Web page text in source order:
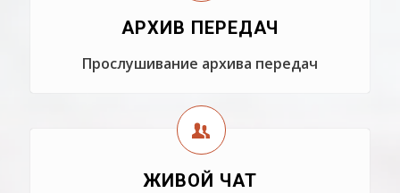
АРХИВ ПЕРЕДАЧ
Прослушивание архива передач
ЖИВОЙ ЧАТ